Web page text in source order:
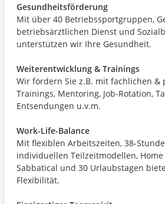
Gesundheitsförderung
Mit über 40 Betriebssportgruppen,
betriebsärztlichen Dienst und
unterstützen wir Ihre Gesundheit.
Weiterentwicklung & Trainings
Wir fördern Sie z.B. mit fachlichen &
Trainings, Mentoring, Job-Rotation,
Entsendungen u.v.m.
Work-Life-Balance
Mit flexiblen Arbeitszeiten, 38-
individuellen Teilzeitmodellen,
Sabbatical und 30 Urlaubstagen
Flexibilität.